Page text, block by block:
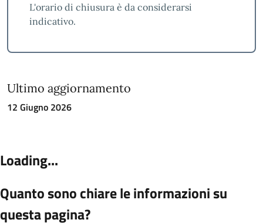
L'orario di chiusura è da considerarsi
indicativo.
Ultimo aggiornamento
12 Giugno 2026